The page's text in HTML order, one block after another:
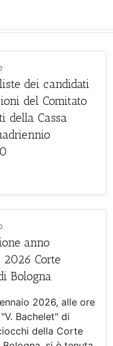
dei candidati
del Comitato
della Cassa
anno
Corte
Bologna
2026, alle ore
Bachelet" di
della Corte